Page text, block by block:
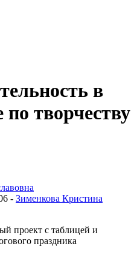
в
по творчеству
- Зименкова Кристина
проект с таблицей и
праздника